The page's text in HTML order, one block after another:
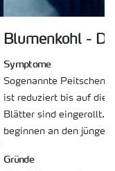
Blumenkohl -
Symptome
Sogenannte
ist reduziert bis auf die
Blätter sind eingerollt.
beginnen an den
Gründe